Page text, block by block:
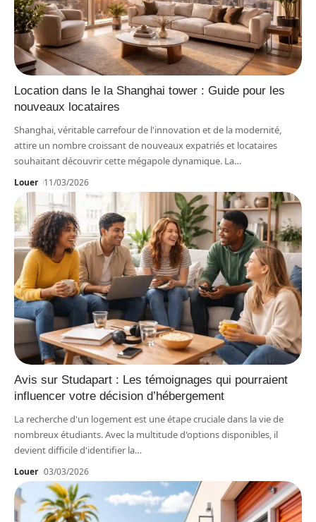
Location dans le la Shanghai tower : Guide pour les
nouveaux locataires
Shanghai, véritable carrefour de l'innovation et de la modernité,
attire un nombre croissant de nouveaux expatriés et locataires
souhaitant découvrir cette mégapole dynamique. La…
Louer 11/03/2026
Avis sur Studapart : Les témoignages qui pourraient
influencer votre décision d’hébergement
La recherche d'un logement est une étape cruciale dans la vie de
nombreux étudiants. Avec la multitude d'options disponibles, il
devient difficile d'identifier la…
Louer 03/03/2026